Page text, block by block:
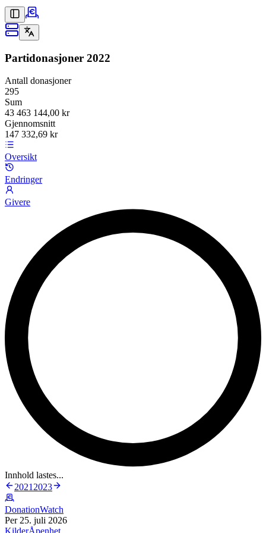
Partidonasjoner 2022
Antall donasjoner
295
Sum
43 463 144,00 kr
Gjennomsnitt
147 332,69 kr
Oversikt
Endringer
Givere
Innhold lastes...
2021 2023
DonationWatch
Per 25. juli 2026
KilderÅpenhet